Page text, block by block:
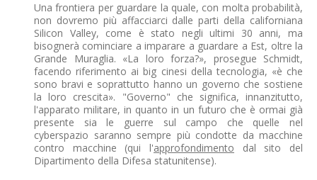
Una frontiera per guardare la quale, con molta probabilità,
non dovremo più affacciarci dalle parti della californiana
Silicon Valley, come è stato negli ultimi 30 anni, ma
bisognerà cominciare a imparare a guardare a Est, oltre la
Grande Muraglia. «La loro forza?», prosegue Schmidt,
facendo riferimento ai big cinesi della tecnologia, «è che
sono bravi e soprattutto hanno un governo che sostiene
la loro crescita». "Governo" che significa, innanzitutto,
l'apparato militare, in quanto in un futuro che è ormai già
presente sia le guerre sul campo che quelle nel
cyberspazio saranno sempre più condotte da macchine
contro macchine (qui l'approfondimento dal sito del
Dipartimento della Difesa statunitense).